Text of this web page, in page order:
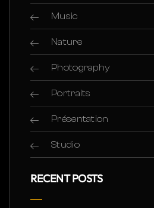
Music
Nature
Photography
Portraits
Présentation
Studio
RECENT POSTS